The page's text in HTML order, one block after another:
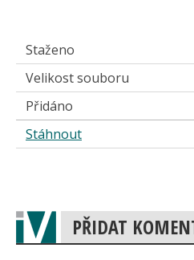
Staženo
Velikost souboru
Přidáno
Stáhnout
PŘIDAT